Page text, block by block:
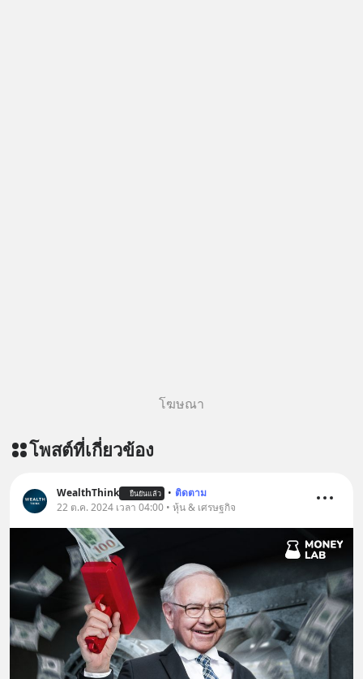
โฆษณา
โพสต์ที่เกี่ยวข้อง
WealthThink ยืนยันแล้ว • ติดตาม
22 ต.ค. 2024 เวลา 04:00 • หุ้น & เศรษฐกิจ